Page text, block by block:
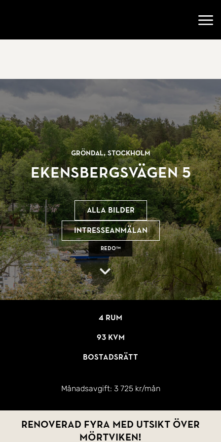
Gröndal, Stockholm
Ekensbergsvägen 5
REDO™
Alla bilder
Intresseanmälan
4 rum
93 kvm
Bostadsrätt
Månadsavgift: 3 725 kr/mån
Renoverad fyra med utsikt över
Mörtviken!